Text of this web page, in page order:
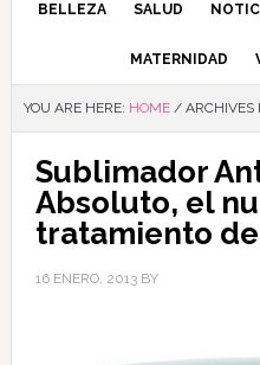
BELLEZA SALUD
MATERNIDAD
YOU ARE HERE: HOME /ARCHIVES
Sublimador
Absoluto, el
tratamiento
16 ENERO, 2013BY